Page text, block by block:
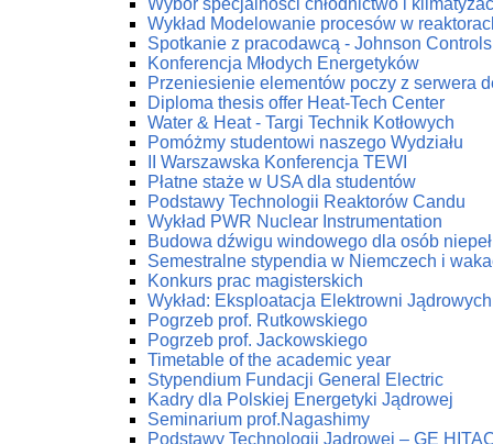
Wybór specjalności chłodnictwo i
Wykład Modelowanie procesów w
Spotkanie z pracodawcą - Johnson
Konferencja Młodych Energetyków
Przeniesienie elementów poczy z serwera
Diploma thesis offer Heat-Tech Center
Water & Heat - Targi Technik Kotłowych
Pomóżmy studentowi naszego Wydziału
II Warszawska Konferencja TEWI
Płatne staże w USA dla studentów
Podstawy Technologii Reaktorów Candu
Wykład PWR Nuclear Instrumentation
Budowa dźwigu windowego dla osób
Semestralne stypendia w Niemczech i
Konkurs prac magisterskich
Wykład: Eksploatacja Elektrowni Jądrowych
Pogrzeb prof. Rutkowskiego
Pogrzeb prof. Jackowskiego
Timetable of the academic year
Stypendium Fundacji General Electric
Kadry dla Polskiej Energetyki Jądrowej
Seminarium prof.Nagashimy
Podstawy Technologii Jądrowej – GE